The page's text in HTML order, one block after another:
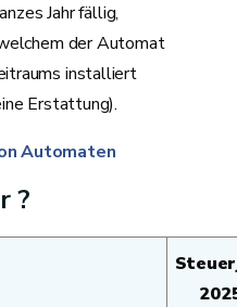
Jahr fällig,
der Automat
installiert
Erstattung).
Automaten
?